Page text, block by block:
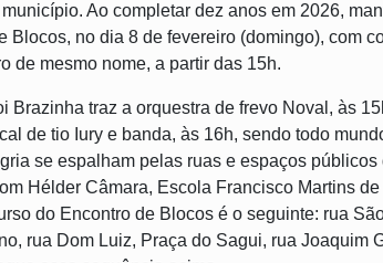
Ao completar dez anos em 2026,
Blocos, no dia 8 de fevereiro (domingo), com
de mesmo nome, a partir das 15h.
Brazinha traz a orquestra de frevo Noval, às
de tio Iury e banda, às 16h, sendo todo
se espalham pelas ruas e espaços
Hélder Câmara, Escola Francisco Martins
do Encontro de Blocos é o seguinte: rua
rua Dom Luiz, Praça do Sagui, rua Joaquim